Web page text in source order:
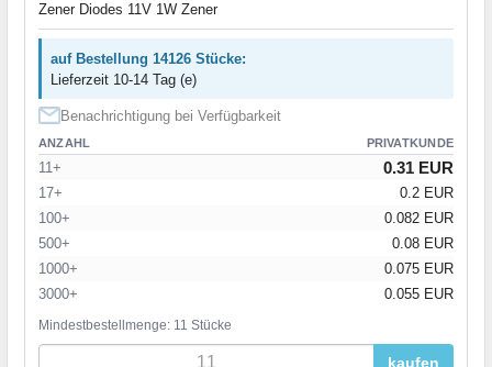
Zener Diodes 11V 1W Zener
auf Bestellung 14126 Stücke:
Lieferzeit 10-14 Tag (e)
Benachrichtigung bei Verfügbarkeit
ANZAHL PRIVATKUNDE
11+ 0.31 EUR
17+
0.2 EUR
100+
0.082 EUR
500+
0.08 EUR
1000+
0.075 EUR
3000+
0.055 EUR
Mindestbestellmenge: 11 Stücke
kaufen